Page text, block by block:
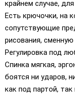
крайнем случае,
Есть крючочки, на
сопутствующие
рисования,
Регулировка под
Спинка мягкая,
боятся ни ударов,
как под партой,